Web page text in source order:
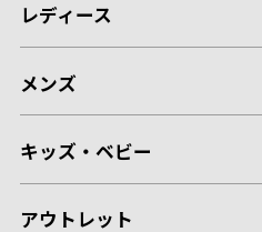
レディース
メンズ
キッズ・ベビー
アウトレット